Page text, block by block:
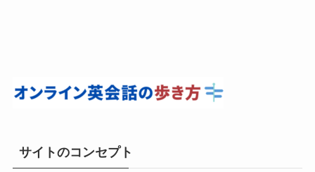
サイトのコンセプト